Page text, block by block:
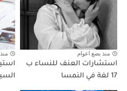
منذ بضع اعوام
استشارات العنف للنساء ب
17 لغة في النمسا